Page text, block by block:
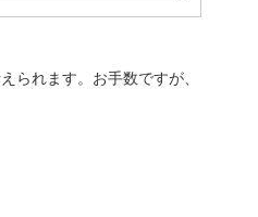
られます。お手数ですが、